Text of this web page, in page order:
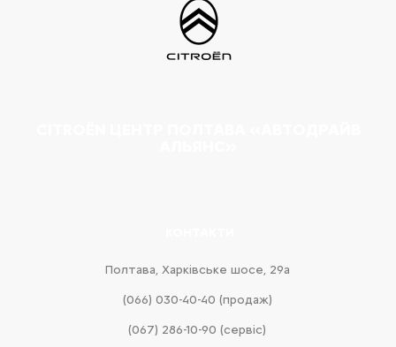
Полтава, Харківське шосе, 29а
(066) 030-40-40 (продаж)
(067) 286-10-90 (сервіс)